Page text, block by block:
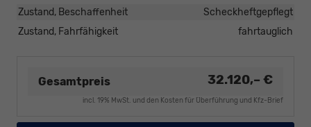
Zustand, Beschaffenheit
Scheckheftgepflegt
Zustand, Fahrfähigkeit
fahrtauglich
Gesamtpreis 32.120,– €
incl. 19% MwSt. und den Kosten für Überführung und Kfz-Brief